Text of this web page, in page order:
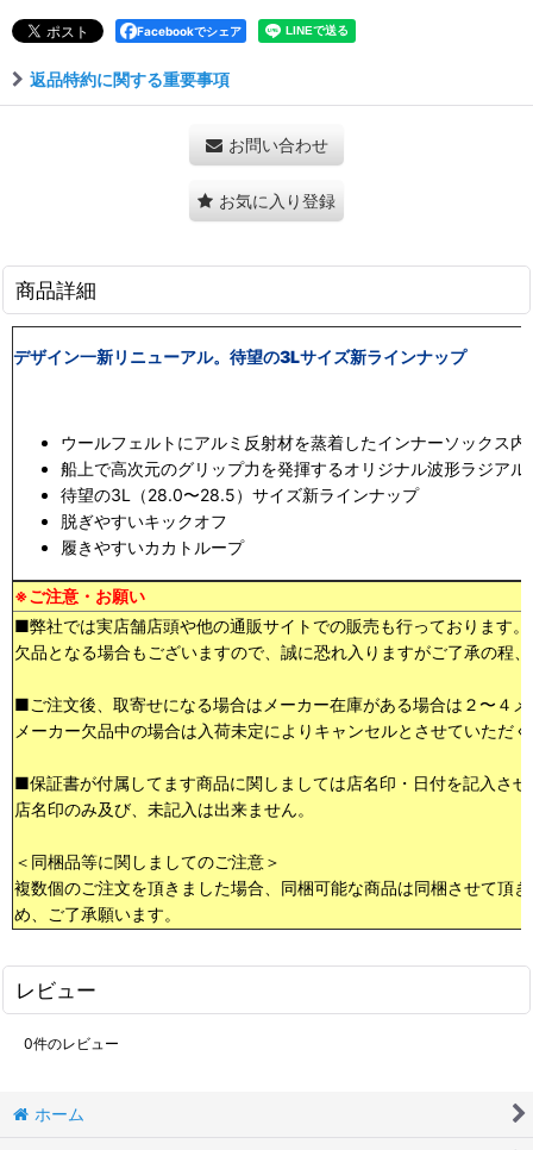
Facebookでシェア
返品特約に関する重要事項
お問い合わせ
お気に入り登録
商品詳細
デザイン一新リニューアル。待望の3Lサイズ新ラインナップ
ウールフェルトにアルミ反射材を蒸着したインナーソックス
船上で高次元のグリップ力を発揮するオリジナル波形ラジア
待望の3L（28.0〜28.5）サイズ新ラインナップ
脱ぎやすいキックオフ
履きやすいカカトループ
※ご注意・お願い
■弊社では実店舗店頭や他の通販サイトでの販売も行っております
欠品となる場合もございますので、誠に恐れ入りますがご了承の程
■ご注文後、取寄せになる場合はメーカー在庫がある場合は２〜４
メーカー欠品中の場合は入荷未定によりキャンセルとさせていただ
■保証書が付属してます商品に関しましては店名印・日付を記入さ
店名印のみ及び、未記入は出来ません。
＜同梱品等に関しましてのご注意＞
複数個のご注文を頂きました場合、同梱可能な商品は同梱させて頂
め、ご了承願います。
レビュー
0件のレビュー
ホーム